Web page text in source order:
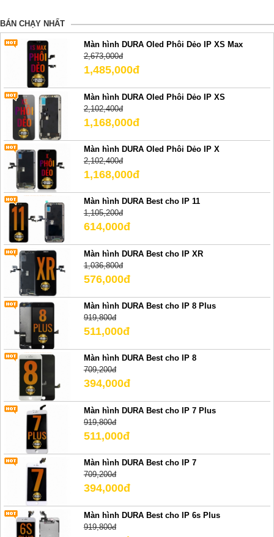
BÁN CHẠY NHẤT
Màn hình DURA Oled Phôi Dẻo IP XS Max
2,673,000đ
1,485,000đ
Màn hình DURA Oled Phôi Dẻo IP XS
2,102,400đ
1,168,000đ
Màn hình DURA Oled Phôi Dẻo IP X
2,102,400đ
1,168,000đ
Màn hình DURA Best cho IP 11
1,105,200đ
614,000đ
Màn hình DURA Best cho IP XR
1,036,800đ
576,000đ
Màn hình DURA Best cho IP 8 Plus
919,800đ
511,000đ
Màn hình DURA Best cho IP 8
709,200đ
394,000đ
Màn hình DURA Best cho IP 7 Plus
919,800đ
511,000đ
Màn hình DURA Best cho IP 7
709,200đ
394,000đ
Màn hình DURA Best cho IP 6s Plus
919,800đ